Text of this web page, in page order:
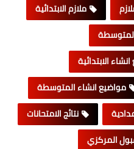
ملازم الابتدائية
الابتدائية
مواضيع انشاء المتوسطة
نتائج الامتحانات
المركزي